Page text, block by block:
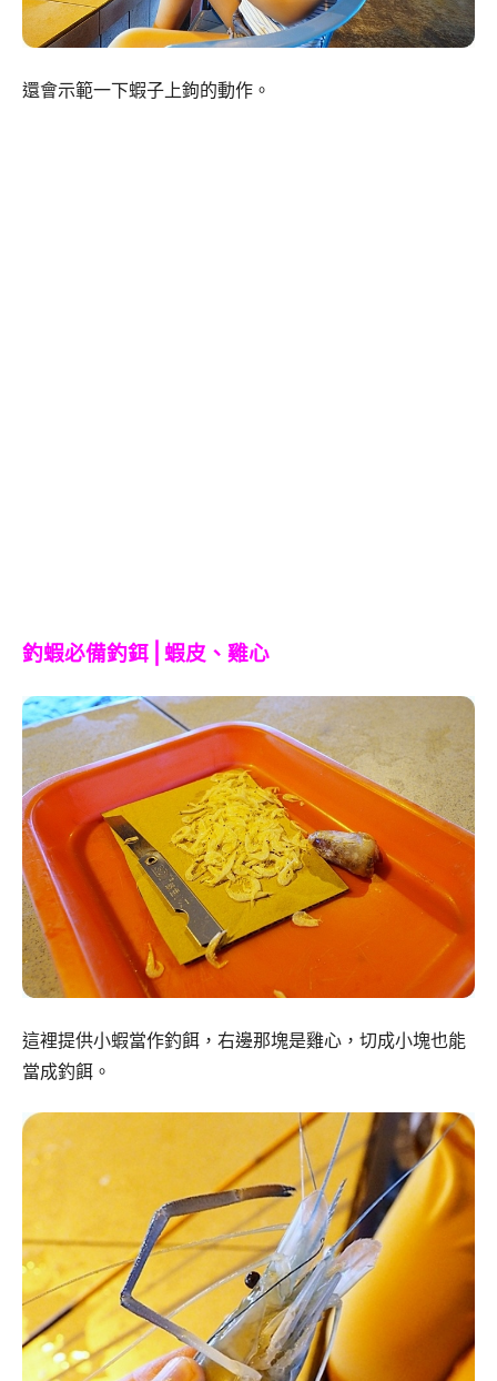
還會示範一下蝦子上鉤的動作。
釣蝦必備釣鉺⎪蝦皮、雞心
這裡提供小蝦當作釣餌，右邊那塊是雞心，切成小塊也能
當成釣餌。